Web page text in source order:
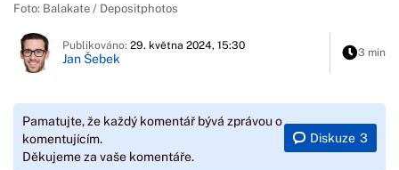
Foto: Balakate / Depositphotos
Publikováno: 29. května 2024, 15:30
Jan Šebek 3 min
Pamatujte, že každý komentář bývá zprávou o
komentujícím.
Děkujeme za vaše komentáře.
Diskuze 3